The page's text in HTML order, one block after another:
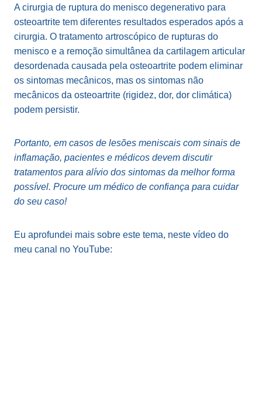
A cirurgia de ruptura do menisco degenerativo para
osteoartrite tem diferentes resultados esperados após a
cirurgia. O tratamento artroscópico de rupturas do
menisco e a remoção simultânea da cartilagem articular
desordenada causada pela osteoartrite podem eliminar
os sintomas mecânicos, mas os sintomas não
mecânicos da osteoartrite (rigidez, dor, dor climática)
podem persistir.
Portanto, em casos de lesões meniscais com sinais de
inflamação, pacientes e médicos devem discutir
tratamentos para alívio dos sintomas da melhor forma
possível. Procure um médico de confiança para cuidar
do seu caso!
Eu aprofundei mais sobre este tema, neste vídeo do
meu canal no YouTube: